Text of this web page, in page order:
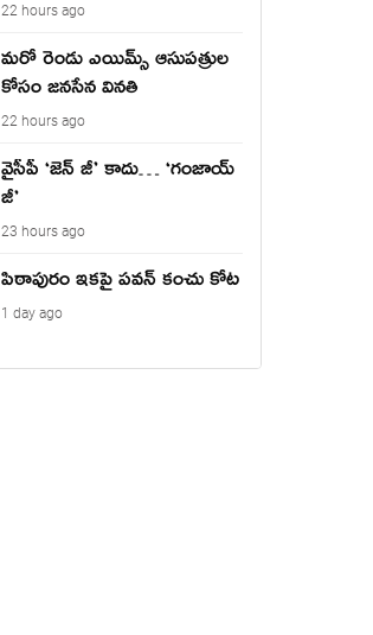
22 hours ago
మరో రెండు ఎయిమ్స్ ఆసుపత్రుల
కోసం జనసేన వినతి
22 hours ago
వైసీపీ ‘జెన్ జీ’ కాదు… ‘గంజాయ్
జీ’
23 hours ago
పిఠాపురం ఇకపై పవన్ కంచు కోట
1 day ago